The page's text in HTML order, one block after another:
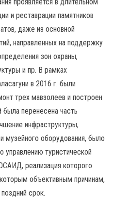
и реставрации памятников
даже из основной
направленных на поддержку
зон охраны,
и пр. В рамках
в 2016 г. были
трех мавзолеев и построен
была перенесена часть
инфраструктуры,
музейного оборудования, было
туристической
реализация которого
объективным причинам,
срок.